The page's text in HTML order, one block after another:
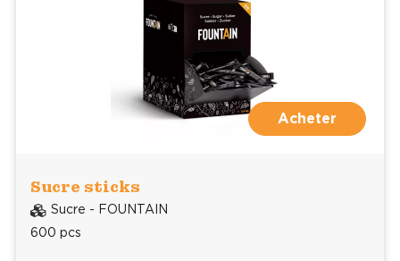
Acheter
Sucre sticks
Sucre - FOUNTAIN
600 pcs